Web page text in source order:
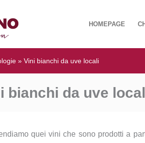
HOMEPAGE
» Vini bianchi da uve locali
bianchi da uve
quei vini che sono prodotti a